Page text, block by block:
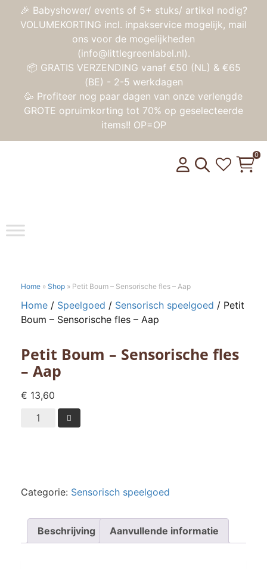
🎉 Babyshower/ events of 5+ stuks/ artikel nodig?
VOLUMEKORTING incl. inpakservice mogelijk, mail
ons voor de mogelijkheden
(info@littlegreenlabel.nl).
📦 GRATIS VERZENDING vanaf €50 (NL) & €65
(BE) - 2-5 werkdagen
🥳 Profiteer nog paar dagen van onze verlengde
GROTE opruimkorting tot 70% op geselecteerde
items!! OP=OP
Toggle
0
Home » Shop » Petit Boum – Sensorische fles – Aap
Home / Speelgoed / Sensorisch speelgoed / Petit
Boum – Sensorische fles – Aap
Petit Boum – Sensorische fles
– Aap
€ 13,60
Petit
-
aantal

Categorie: Sensorisch speelgoed
Beschrijving Aanvullende informatie